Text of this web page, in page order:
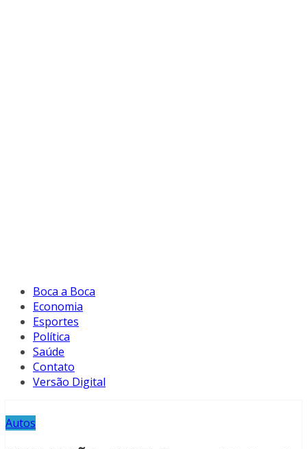
Boca a Boca
Economia
Esportes
Política
Saúde
Contato
Versão Digital
Autos